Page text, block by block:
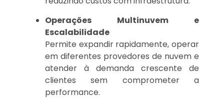
Operações Multinuvem e
Escalabilidade
Permite expandir rapidamente, operar
em diferentes provedores de nuvem e
atender à demanda crescente de
clientes sem comprometer a
performance.